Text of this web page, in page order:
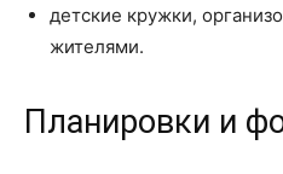
детские кружки,
жителями.
Планировки и